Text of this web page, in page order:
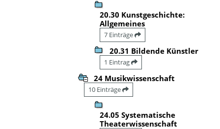
20.30 Kunstgeschichte:
Allgemeines
7 Einträge
20.31 Bildende Künstler
1 Eintrag
24 Musikwissenschaft
10 Einträge
24.05 Systematische
Theaterwissenschaft